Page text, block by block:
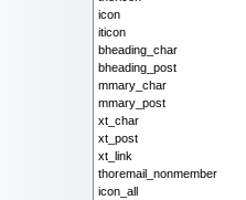
icon
iticon
bheading_char
bheading_post
mmary_char
mmary_post
xt_char
xt_post
xt_link
thoremail_nonmember
icon_all